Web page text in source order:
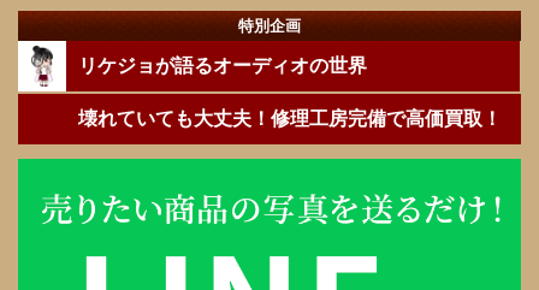
特別企画
リケジョが語るオーディオの世界
壊れていても大丈夫！修理工房完備で高価買取！